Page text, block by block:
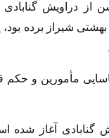
از دراویش
شیراز برده بود،
مأمورین و حکم
گنابادی آغاز شده